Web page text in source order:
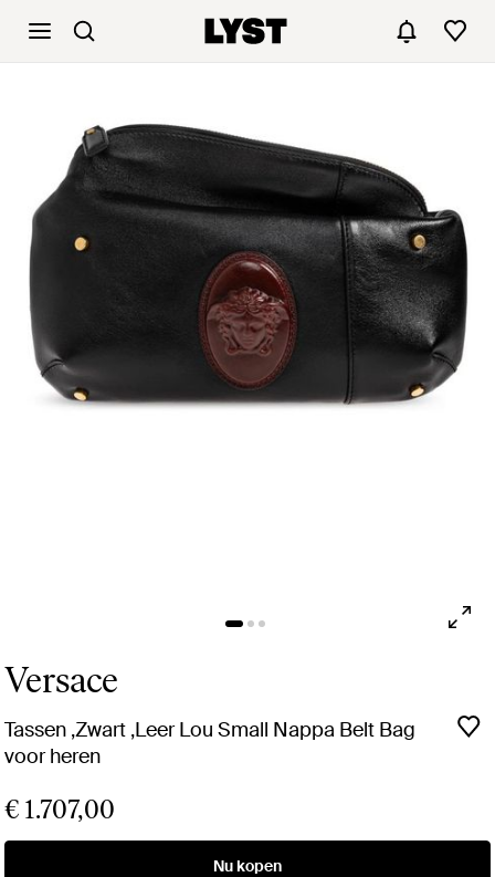
Versace
Tassen ,Zwart ,Leer Lou Small Nappa Belt Bag
voor heren
€ 1.707,00
Nu kopen